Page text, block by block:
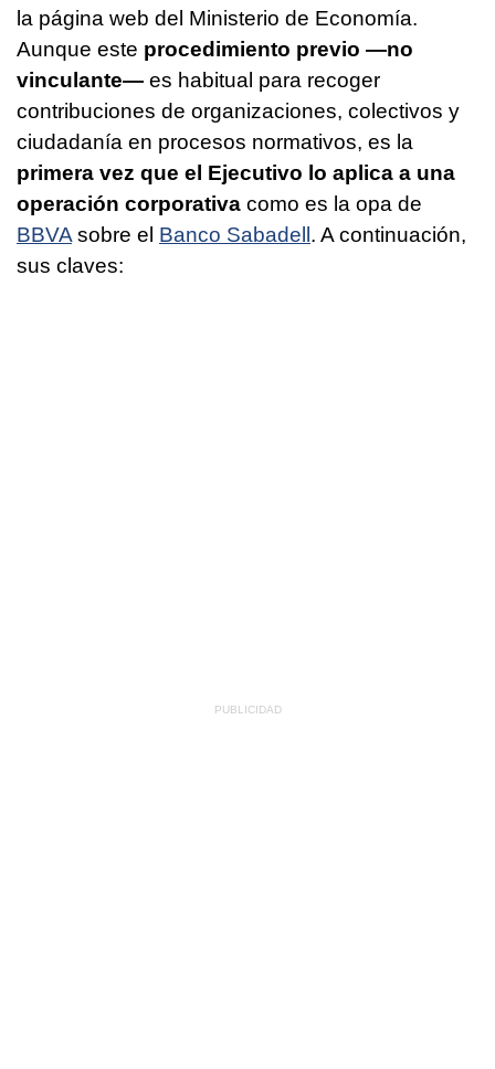
la página web del Ministerio de Economía.
Aunque este procedimiento previo —no
vinculante— es habitual para recoger
contribuciones de organizaciones, colectivos y
ciudadanía en procesos normativos, es la
primera vez que el Ejecutivo lo aplica a una
operación corporativa como es la opa de
BBVA sobre el Banco Sabadell. A continuación,
sus claves: